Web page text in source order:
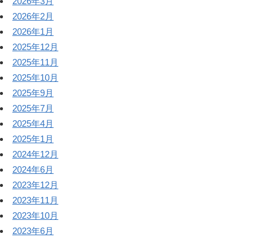
2026年2月
2026年1月
2025年12月
2025年11月
2025年10月
2025年9月
2025年7月
2025年4月
2025年1月
2024年12月
2024年6月
2023年12月
2023年11月
2023年10月
2023年6月